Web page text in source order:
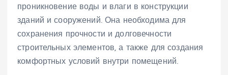
проникновение воды и влаги в конструкции
зданий и сооружений. Она необходима для
сохранения прочности и долговечности
строительных элементов, а также для создания
комфортных условий внутри помещений.